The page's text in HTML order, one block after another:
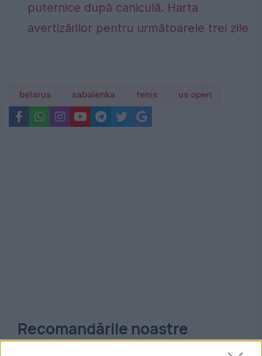
puternice după caniculă. Harta
avertizărilor pentru următoarele trei zile
belarus sabalenka tenis us open
Recomandările noastre